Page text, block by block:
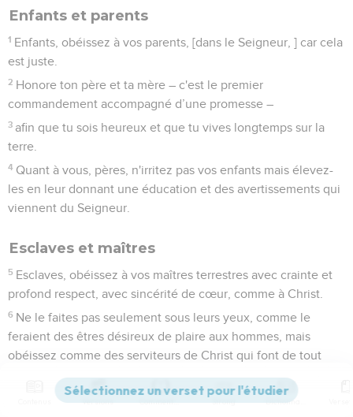
Enfants et parents
1 Enfants, obéissez à vos parents, [dans le Seigneur, ] car cela
est juste.
2 Honore ton père et ta mère – c'est le premier
commandement accompagné d’une promesse –
3 afin que tu sois heureux et que tu vives longtemps sur la
terre.
4 Quant à vous, pères, n'irritez pas vos enfants mais élevez-
les en leur donnant une éducation et des avertissements qui
viennent du Seigneur.
Esclaves et maîtres
5 Esclaves, obéissez à vos maîtres terrestres avec crainte et
profond respect, avec sincérité de cœur, comme à Christ.
6 Ne le faites pas seulement sous leurs yeux, comme le
feraient des êtres désireux de plaire aux hommes, mais
obéissez comme des serviteurs de Christ qui font de tout
Servez-les avec bonne volonté, comme si vous serviez le
Versions Commentaires Strong